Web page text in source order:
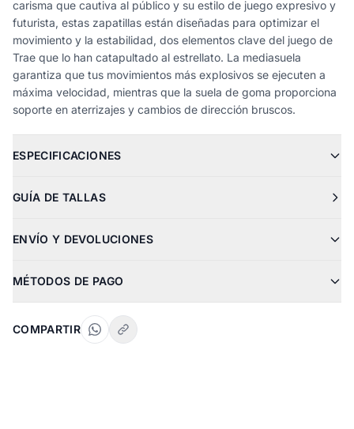
carisma que cautiva al público y su estilo de juego expresivo y
futurista, estas zapatillas están diseñadas para optimizar el
movimiento y la estabilidad, dos elementos clave del juego de
Trae que lo han catapultado al estrellato. La mediasuela
garantiza que tus movimientos más explosivos se ejecuten a
máxima velocidad, mientras que la suela de goma proporciona
soporte en aterrizajes y cambios de dirección bruscos.
ESPECIFICACIONES
GUÍA DE TALLAS
ENVÍO Y DEVOLUCIONES
MÉTODOS DE PAGO
COMPARTIR